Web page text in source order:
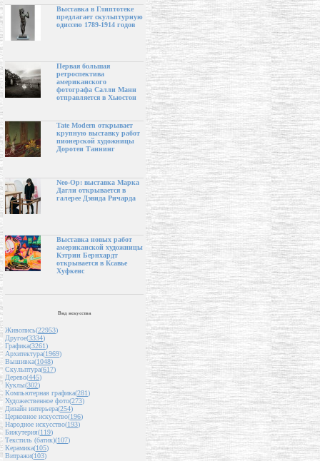
Выставка в Глиптотеке
предлагает скульптурную
одиссею 1789-1914 годов
Первая большая
ретроспектива
американского
фотографа Салли Манн
отправляется в Хьюстон
Tate Modern открывает
крупную выставку работ
пионерской художницы
Доротеи Таннинг
Neo-Op: выставка Марка
Дагли открывается в
галерее Дэвида Ричарда
Выставка новых работ
американской художницы
Кэтрин Бернхардт
открывается в Ксавье
Хуфкенс
Вид искусства
Живопись(22953)
Другое(3334)
Графика(3261)
Архитектура(1969)
Вышивка(1048)
Скульптура(617)
Дерево(445)
Куклы(302)
Компьютерная графика(281)
Художественное фото(273)
Дизайн интерьера(254)
Церковное искусство(196)
Народное искусство(193)
Бижутерия(119)
Текстиль (батик)(107)
Керамика(105)
Витражи(103)